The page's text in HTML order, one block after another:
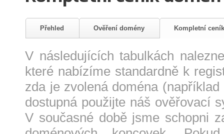
Přehled Ověření domény Kompletní
V následujících tabulkách
které nabízíme standardně k
zda je zvolená doména
dostupná použijte náš ověřovací
V současné době jsme schopni